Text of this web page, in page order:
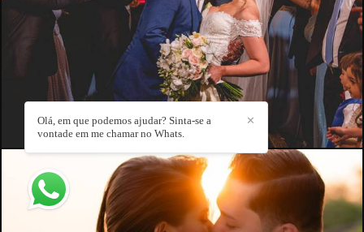
✕
Olá, em que podemos ajudar? Sinta-se a
vontade em me chamar no Whats.